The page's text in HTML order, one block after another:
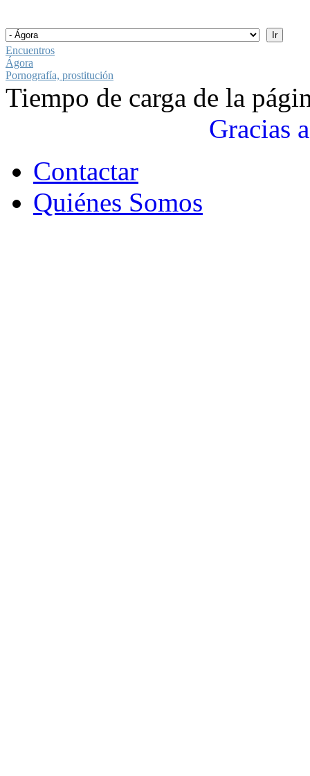
Encuentros
Ágora
Pornografía, prostitución
Tiempo de carga de la
Gracias a
Contactar
Quiénes Somos